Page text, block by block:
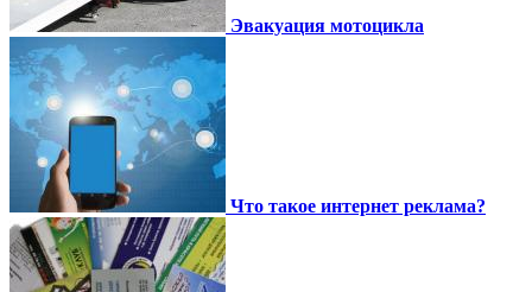
Эвакуация мотоцикла
Что такое интернет реклама?